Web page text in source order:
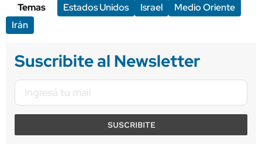
Temas
Estados Unidos Israel
Medio Oriente
Irán
Suscribite al Newsletter
SUSCRIBITE